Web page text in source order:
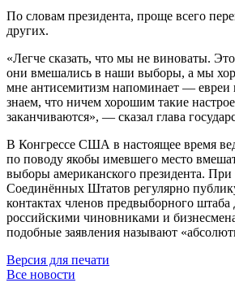
По словам президента, проще всего
других.
«Легче сказать, что мы не виноваты.
они вмешались в наши выборы, а мы
мне антисемитизм напоминает —
знаем, что ничем хорошим такие
заканчиваются», — сказал глава
В Конгрессе США в настоящее время
по поводу якобы имевшего место
выборы американского президента.
Соединённых Штатов регулярно
контактах членов предвыборного
российскими чиновниками и
подобные заявления называют
Версия для печати
Все новости